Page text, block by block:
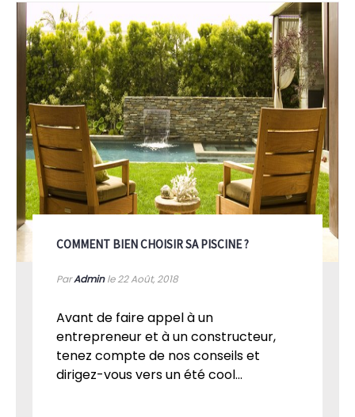
COMMENT BIEN CHOISIR SA PISCINE ?
ParAdminle 22Août, 2018
Avant de faire appel à un
entrepreneur et à un constructeur,
tenez compte de nos conseils et
dirigez-vous vers un été cool...